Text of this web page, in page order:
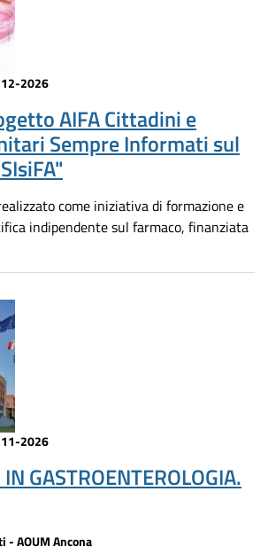
2026
AIFA Cittadini e
Sempre Informati sul
come iniziativa di formazione e
indipendente sul farmaco, finanziata
2026
GASTROENTEROLOGIA.
- AOUM Ancona